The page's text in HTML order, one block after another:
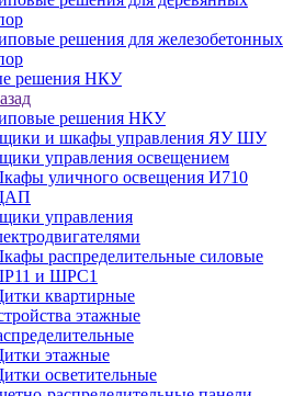
решения для железобетонных
решения НКУ
решения НКУ
и шкафы управления ЯУ ШУ
управления освещением
уличного освещения И710
управления
распределительные силовые
и ШРС1
квартирные
этажные
этажные
осветительные